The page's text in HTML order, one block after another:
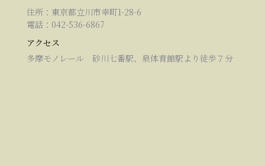
住所：東京都立川市幸町1-28-6
電話：042-536-6867
アクセス
多摩モノレール 砂川七番駅、泉体育館駅より徒歩７分